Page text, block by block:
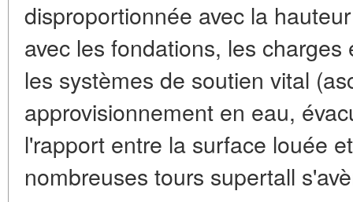
disproportionnée avec la
avec les fondations, les
les systèmes de soutien vital
approvisionnement en eau,
l'rapport entre la surface louée
nombreuses tours supertall